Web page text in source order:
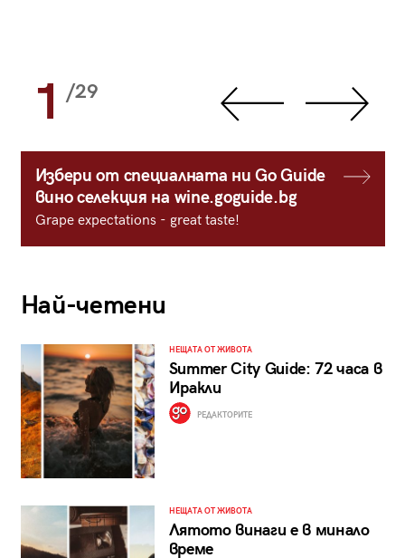
1 /29
Избери от специалната ни Go Guide
вино селекция на wine.goguide.bg
Grape expectations - great taste!
Най-четени
НЕЩАТА ОТ ЖИВОТА
Summer City Guide: 72 часа в
Иракли
РЕДАКТОРИТЕ
НЕЩАТА ОТ ЖИВОТА
Лятото винаги е в минало
време